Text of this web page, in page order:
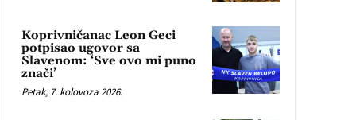
Koprivničanac Leon Geci
potpisao ugovor sa
Slavenom: ‘Sve ovo mi puno
znači’
Petak, 7. kolovoza 2026.